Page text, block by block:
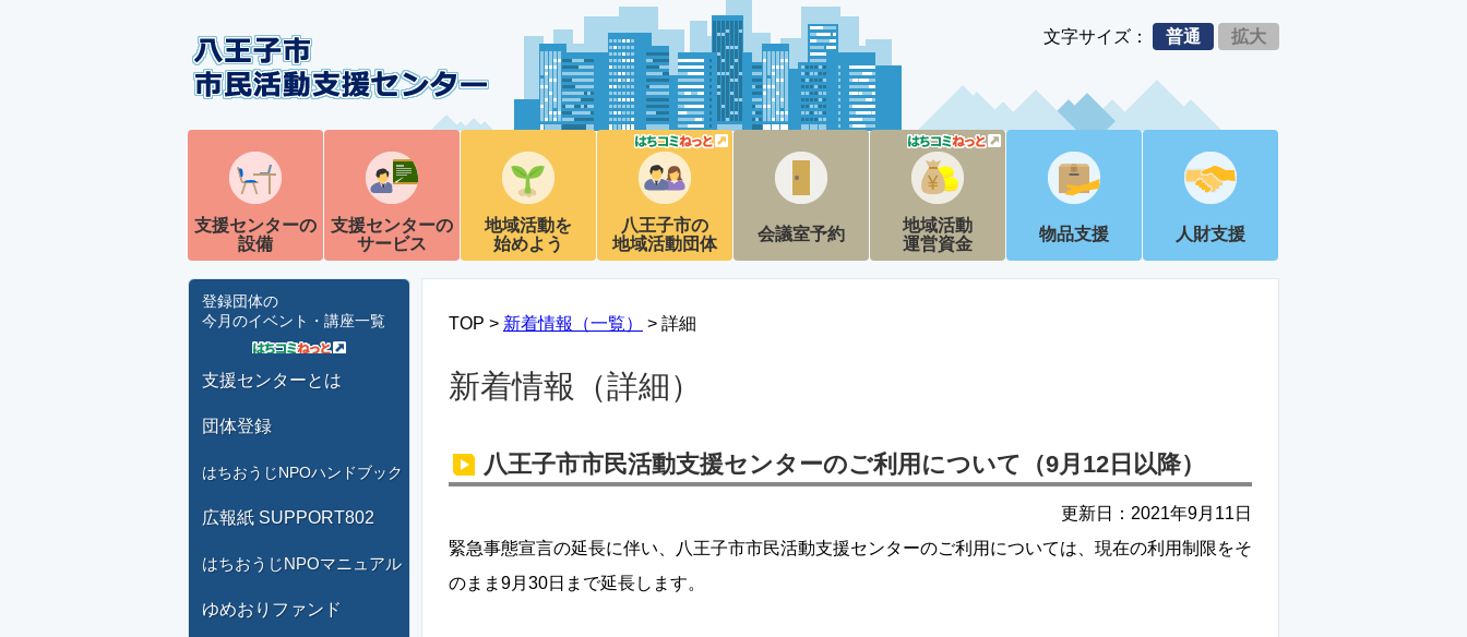
文字サイズ： 普通 拡大
支援センターの
設備
支援センターの
サービス
地域活動を
始めよう
八王子市の
地域活動団体
会議室予約
地域活動
運営資金
物品支援 人財支援
登録団体の
今月のイベント・講座一覧
支援センターとは
団体登録
はちおうじNPOハンドブック
広報紙 SUPPORT802
はちおうじNPOマニュアル
ゆめおりファンド
TOP > 新着情報（一覧） > 詳細
新着情報（詳細）
八王子市市民活動支援センターのご利用について（9月12日以降）
更新日： 2021年9月11日
緊急事態宣言の延長に伴い、八王子市市民活動支援センターのご利用については、現在の利用制限をそ
のまま9月30日まで延長します。